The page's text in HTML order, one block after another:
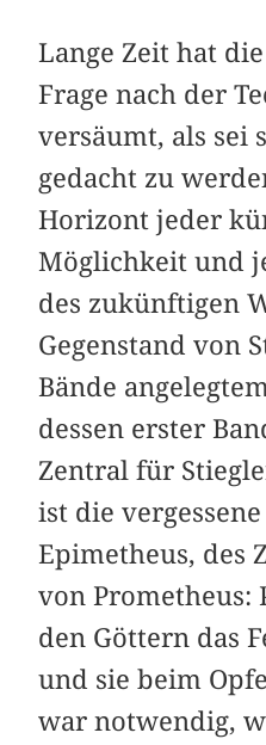
Lange Zeit hat
Frage nach der
versäumt, als sei
gedacht zu
Horizont jeder
Möglichkeit und
des zukünftigen
Gegenstand von
Bände
dessen erster
Zentral für
ist die
Epimetheus, des
von Prometheus:
den Göttern das
und sie beim
war notwendig,